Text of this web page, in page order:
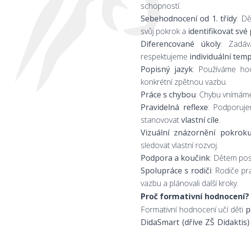
schopností.
Sebehodnocení od 1. třídy:
svůj pokrok a identifikovat své
Diferencované úkoly:
respektujeme individuální
Popisný jazyk: Používáme
konkrétní zpětnou vazbu.
Práce s chybou: Chybu
Pravidelná reflexe:
stanovovatvlastní cíle.
Vizuální znázornění pokroku
sledovat vlastní rozvoj.
Podpora a koučink: Dětem
Spolupráce s rodiči: Rodiče
vazbu a plánovali další kroky.
Proč formativní hodnocení?
Formativní hodnocení učí děti
DidaSmart (dříve ZŠ Didaktis)